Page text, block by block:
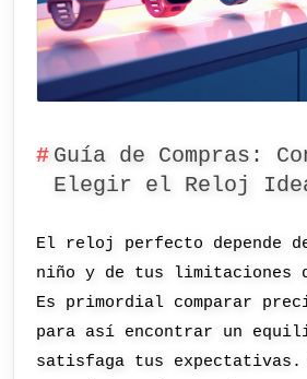
Guía de Compras:
Elegir el Reloj
El reloj perfecto depende
niño y de tus limitaciones
Es primordial comparar
para así encontrar un
satisfaga tus expectativas.